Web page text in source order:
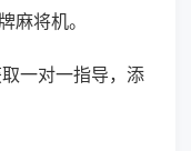
麻将机。
一对一指导，添